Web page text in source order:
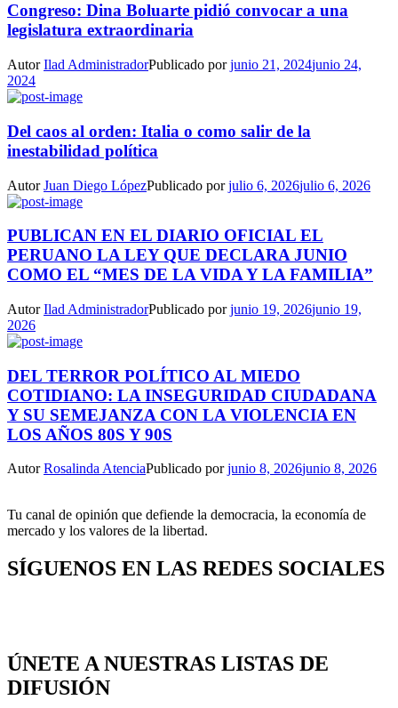
Congreso: Dina Boluarte pidió convocar a una
legislatura extraordinaria
AutorIlad AdministradorPublicado porjunio 21, 2024junio 24,
2024
Del caos al orden: Italia o como salir de la
inestabilidad política
AutorJuan Diego LópezPublicado porjulio 6, 2026julio 6, 2026
PUBLICAN EN EL DIARIO OFICIAL EL
PERUANO LA LEY QUE DECLARA JUNIO
COMO EL “MES DE LA VIDA Y LA FAMILIA”
AutorIlad AdministradorPublicado porjunio 19, 2026junio 19,
2026
DEL TERROR POLÍTICO AL MIEDO
COTIDIANO: LA INSEGURIDAD CIUDADANA
Y SU SEMEJANZA CON LA VIOLENCIA EN
LOS AÑOS 80S Y 90S
AutorRosalinda AtenciaPublicado porjunio 8, 2026junio 8, 2026
Tu canal de opinión que defiende la democracia, la economía de
mercado y los valores de la libertad.
SÍGUENOS EN LAS REDES SOCIALES
ÚNETE A NUESTRAS LISTAS DE
DIFUSIÓN